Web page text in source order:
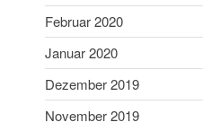
Februar 2020
Januar 2020
Dezember 2019
November 2019